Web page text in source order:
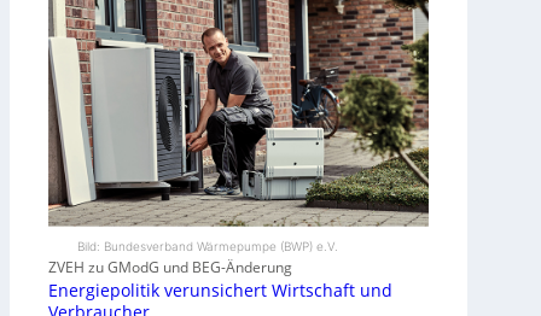
Bild: Bundesverband Wärmepumpe (BWP) e.V.
ZVEH zu GModG und BEG-Änderung
Energiepolitik verunsichert Wirtschaft und
Verbraucher